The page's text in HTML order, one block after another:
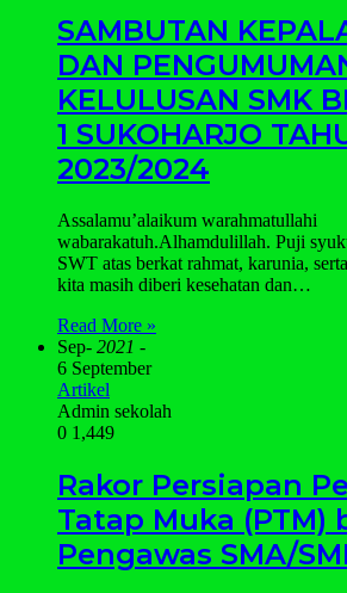
SAMBUTAN
DAN
KELULUSAN SMK
1 SUKOHARJO
2023/2024
Assalamu’alaikum warahmatullahi
wabarakatuh.Alhamdulillah. Puji
SWT atas berkat rahmat, karunia,
kita masih diberi kesehatan dan…
Read More »
Sep- 2021 -
6 September
Artikel
Admin sekolah
0 1,449
Rakor Persiapan
Tatap Muka (PTM)
Pengawas SMA/